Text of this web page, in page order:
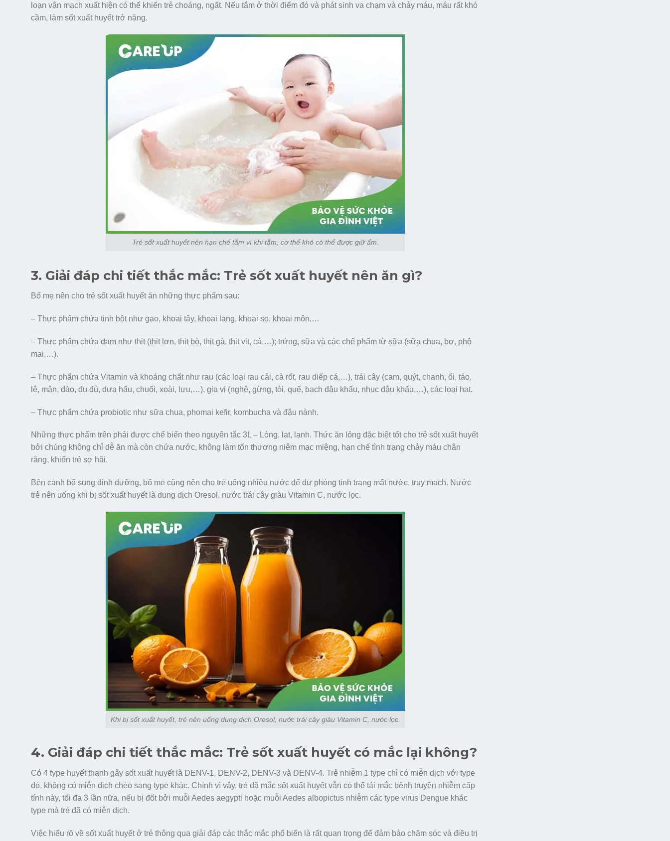
loạn vận mạch xuất hiện có thể khiến trẻ choáng, ngất. Nếu tắm ở thời điểm đó và phát sinh va chạm và chảy máu, máu rất khó
cầm, làm sốt xuất huyết trở nặng.
Trẻ sốt xuất huyết nên hạn chế tắm vì khi tắm, cơ thể khó có thể được giữ ấm.
3. Giải đáp chi tiết thắc mắc: Trẻ sốt xuất huyết nên ăn gì?
Bố mẹ nên cho trẻ sốt xuất huyết ăn những thực phẩm sau:
– Thực phẩm chứa tinh bột như gạo, khoai tây, khoai lang, khoai sọ, khoai môn,…
– Thực phẩm chứa đạm như thịt (thịt lợn, thịt bò, thịt gà, thịt vịt, cá,…); trứng, sữa và các chế phẩm từ sữa (sữa chua, bơ, phô
mai,…).
– Thực phẩm chứa Vitamin và khoáng chất như rau (các loại rau cải, cà rốt, rau diếp cá,…), trái cây (cam, quýt, chanh, ổi, táo,
lê, mận, đào, đu đủ, dưa hấu, chuối, xoài, lựu,…), gia vị (nghệ, gừng, tỏi, quế, bạch đậu khấu, nhục đậu khấu,…), các loại hạt.
– Thực phẩm chứa probiotic như sữa chua, phomai kefir, kombucha và đậu nành.
Những thực phẩm trên phải được chế biến theo nguyên tắc 3L – Lỏng, lạt, lạnh. Thức ăn lỏng đặc biệt tốt cho trẻ sốt xuất huyết
bởi chúng không chỉ dễ ăn mà còn chứa nước, không làm tổn thương niêm mạc miệng, hạn chế tình trạng chảy máu chân
răng, khiến trẻ sợ hãi.
Bên cạnh bổ sung dinh dưỡng, bố mẹ cũng nên cho trẻ uống nhiều nước để dự phòng tình trạng mất nước, trụy mạch. Nước
trẻ nên uống khi bị sốt xuất huyết là dung dịch Oresol, nước trái cây giàu Vitamin C, nước lọc.
Khi bị sốt xuất huyết, trẻ nên uống dung dịch Oresol, nước trái cây giàu Vitamin C, nước lọc.
4. Giải đáp chi tiết thắc mắc: Trẻ sốt xuất huyết có mắc lại không?
Có 4 type huyết thanh gây sốt xuất huyết là DENV-1, DENV-2, DENV-3 và DENV-4. Trẻ nhiễm 1 type chỉ có miễn dịch với type
đó, không có miễn dịch chéo sang type khác. Chính vì vậy, trẻ đã mắc sốt xuất huyết vẫn có thể tái mắc bệnh truyền nhiễm cấp
tính này, tối đa 3 lần nữa, nếu bị đốt bởi muỗi Aedes aegypti hoặc muỗi Aedes albopictus nhiễm các type virus Dengue khác
type mà trẻ đã có miễn dịch.
Việc hiểu rõ về sốt xuất huyết ở trẻ thông qua giải đáp các thắc mắc phổ biến là rất quan trọng để đảm bảo chăm sóc và điều trị